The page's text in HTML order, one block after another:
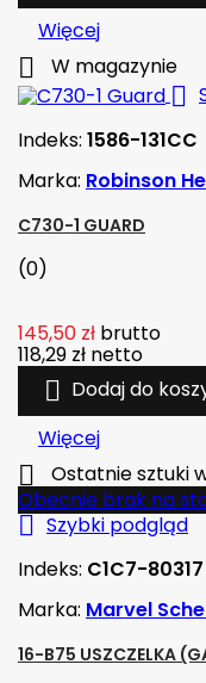
Więcej
 W magazynie

Indeks: 1586-131CC
Marka: Robinson
C730-1 GUARD
(0)
145,50 zł brutto
118,29 zł netto
 Dodaj do
Więcej

Ostatnie sztuki
Obecnie brak na
 Szybki podgląd
Indeks: C1C7-80317
Marka: Marvel
16-B75 USZCZELKA